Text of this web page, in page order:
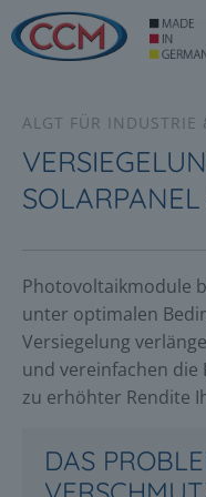
ALGT FÜR INDUSTRIE
Photovoltaikmodule
unter optimalen
Versiegelung
und vereinfachen die
zu erhöhter Rendite
DAS